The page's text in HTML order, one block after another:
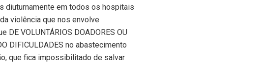
diuturnamente em todos os hospitais
violência que nos envolve
VOLUNTÁRIOS DOADORES OU
DIFICULDADES no abastecimento
que fica impossibilitado de salvar